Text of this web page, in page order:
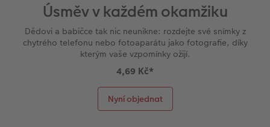
Úsměv v každém okamžiku
Dědovi a babičce tak nic neunikne: rozdejte své snímky z
chytrého telefonu nebo fotoaparátu jako fotografie, díky
kterým vaše vzpomínky ožijí.
4,69 Kč*
Nyní objednat